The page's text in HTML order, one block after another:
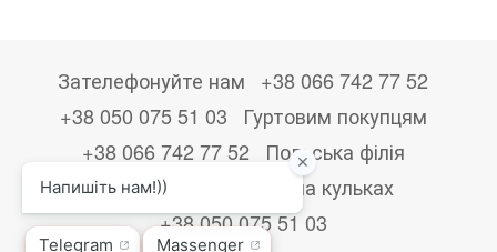
Зателефонуйте нам
+38 066 742 77 52
+38 050 075 51 03
Гуртовим покупцям
+38 066 742 77 52
Польська філія
+48533867723
Друк на кульках
+38 050 075 51 03